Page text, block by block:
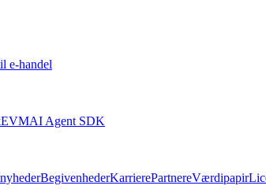
e-handel
AI Agent SDK
BegivenhederKarrierePartnereVærdipapir